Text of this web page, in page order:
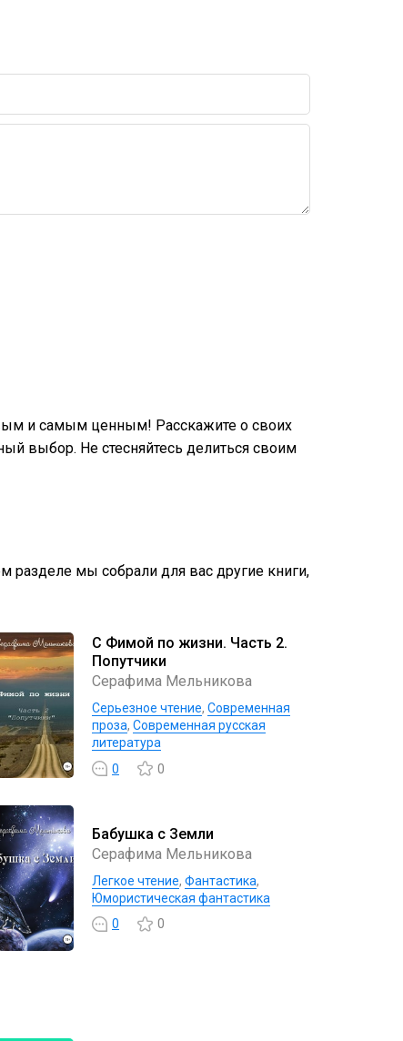
и самым ценным! Расскажите о своих
выбор. Не стесняйтесь делиться своим
разделе мы собрали для вас другие книги,
С Фимой по жизни. Часть 2.
Попутчики
Серафима Мельникова
Серьезное чтение, Современная
проза, Современная русская
литература
0
0
Бабушка с Земли
Серафима Мельникова
Легкое чтение, Фантастика,
Юмористическая фантастика
0
0